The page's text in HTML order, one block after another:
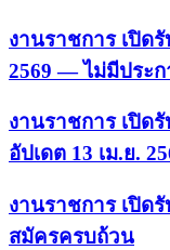
งานราชการ เปิด
2569 — ไม่มีประก
งานราชการ เปิด
อัปเดต 13 เม.ย.
งานราชการ เปิด
สมัครครบถ้วน